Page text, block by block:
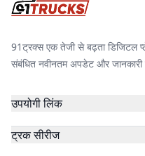
91ट्रक्स एक तेजी से बढ़ता डिजिटल
संबंधित नवीनतम अपडेट और जानकारी
उपयोगी लिंक
ट्रक सीरीज